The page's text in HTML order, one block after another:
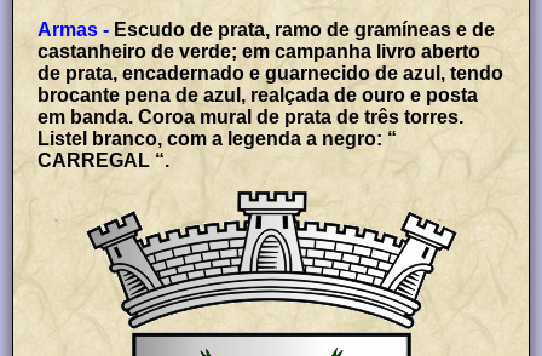
Armas - Escudo de prata, ramo de gramíneas e de
castanheiro de verde; em campanha livro aberto
de prata, encadernado e guarnecido de azul, tendo
brocante pena de azul, realçada de ouro e posta
em banda. Coroa mural de prata de três torres.
Listel branco, com a legenda a negro: “
CARREGAL “.